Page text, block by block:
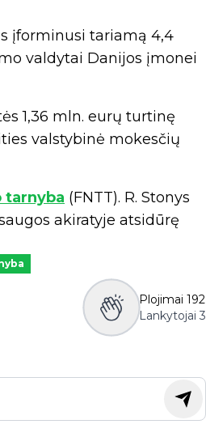
įforminusi tariamą 4,4
valdytai Danijos įmonei
1,36 mln. eurų turtinę
valstybinė mokesčių
tarnyba (FNTT). R. Stonys
akiratyje atsidūrę
Plojimai 192
Lankytojai 3